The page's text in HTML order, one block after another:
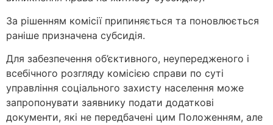
За рішенням комісії припиняється та поновлюється
раніше призначена субсидія.
Для забезпечення об’єктивного, неупередженого і
всебічного розгляду комісією справи по суті
управління соціального захисту населення може
запропонувати заявнику подати додаткові
документи, які не передбачені цим Положенням, але